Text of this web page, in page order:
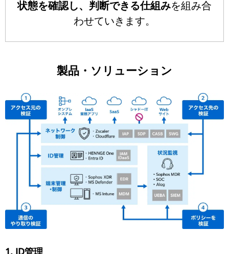
状態を確認し、判断できる仕組みを組み合
わせていきます。
製品・ソリューション
1. ID管理